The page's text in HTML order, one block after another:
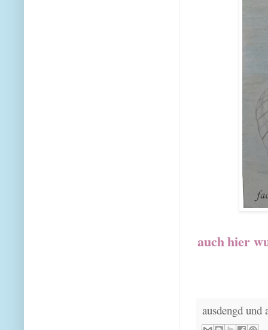
auchhier
ausdengd